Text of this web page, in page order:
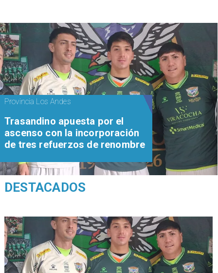
Provincia Los Andes
Trasandino apuesta por el
ascenso con la incorporación
de tres refuerzos de renombre
DESTACADOS